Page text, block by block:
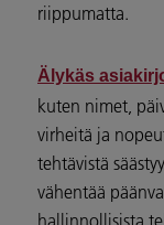
riippumatta.
Älykäs
kuten nimet,
virheitä ja
tehtävistä
vähentää